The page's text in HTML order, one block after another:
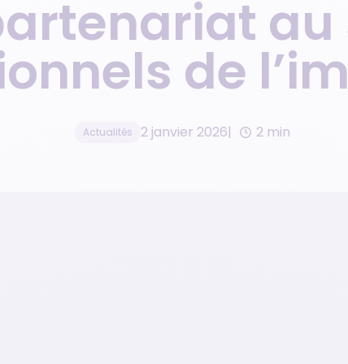
Gestionnaire de résidences
de services
Réseau de franchises
immobilières
Gestion d’avis clients
de
Actualités 2 janvier 2026 2 min